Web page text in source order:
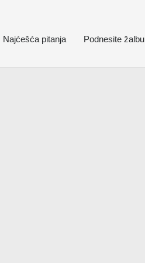
Najćešća pitanja Podnesite žalbu